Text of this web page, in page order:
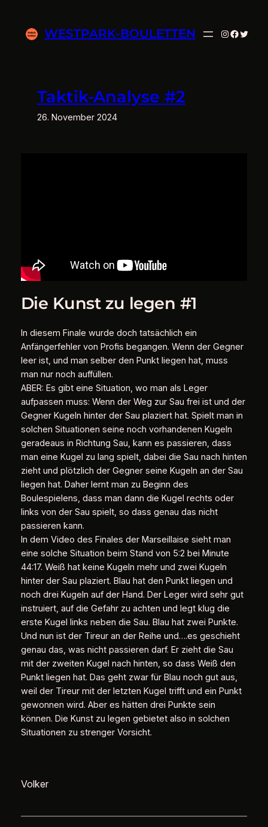
springen
WESTPARK-BOULETTEN Instagram
Twitter
Taktik-Analyse #2
26. November 2024
Die Kunst zu legen #1
In diesem Finale wurde doch tatsächlich ein
Anfängerfehler von Profis begangen. Wenn der Gegner
leer ist, und man selber den Punkt liegen hat, muss
man nur noch auffüllen.
ABER: Es gibt eine Situation, wo man als Leger
aufpassen muss: Wenn der Weg zur Sau frei ist und der
Gegner Kugeln hinter der Sau plaziert hat. Spielt man in
solchen Situationen seine noch vorhandenen Kugeln
geradeaus in Richtung Sau, kann es passieren, dass
man eine Kugel zu lang spielt, dabei die Sau nach hinten
zieht und plötzlich der Gegner seine Kugeln an der Sau
liegen hat. Daher lernt man zu Beginn des
Boulespielens, dass man dann die Kugel rechts oder
links von der Sau spielt, so dass genau das nicht
passieren kann.
In dem Video des Finales der Marseillaise sieht man
eine solche Situation beim Stand von 5:2 bei Minute
44:17. Weiß hat keine Kugeln mehr und zwei Kugeln
hinter der Sau plaziert. Blau hat den Punkt liegen und
noch drei Kugeln auf der Hand. Der Leger wird sehr gut
instruiert, auf die Gefahr zu achten und legt klug die
erste Kugel links neben die Sau. Blau hat zwei Punkte.
Und nun ist der Tireur an der Reihe und….es geschieht
genau das, was nicht passieren darf. Er zieht die Sau
mit der zweiten Kugel nach hinten, so dass Weiß den
Punkt liegen hat. Das geht zwar für Blau noch gut aus,
weil der Tireur mit der letzten Kugel trifft und ein Punkt
gewonnen wird. Aber es hätten drei Punkte sein
können. Die Kunst zu legen gebietet also in solchen
Situationen zu strenger Vorsicht.
Volker